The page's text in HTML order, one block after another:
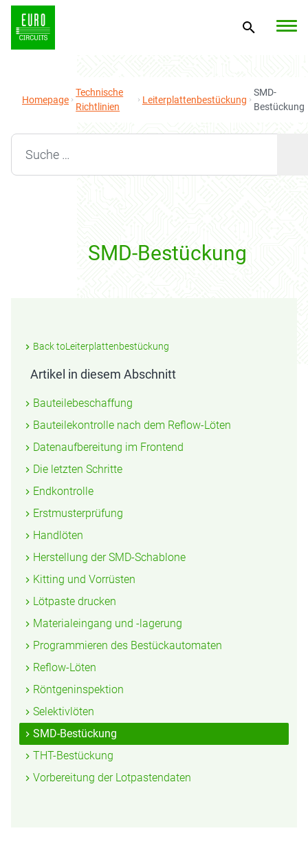
Homepage
Technische
Richtlinien
Leiterplattenbestückung
SMD-
Bestückung
Search for:
SMD-Bestückung
Back toLeiterplattenbestückung
Artikel in diesem Abschnitt
Bauteilebeschaffung
Bauteilekontrolle nach dem Reflow-Löten
Datenaufbereitung im Frontend
Die letzten Schritte
Endkontrolle
Erstmusterprüfung
Handlöten
Herstellung der SMD-Schablone
Kitting und Vorrüsten
Lötpaste drucken
Materialeingang und -lagerung
Programmieren des Bestückautomaten
Reflow-Löten
Röntgeninspektion
Selektivlöten
SMD-Bestückung
THT-Bestückung
Vorbereitung der Lotpastendaten